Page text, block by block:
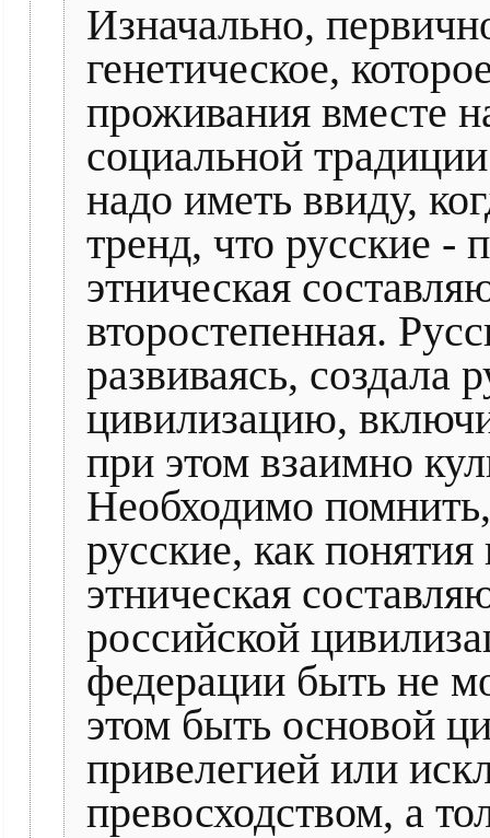
Изначально,
генетическое,
проживания вместе
социальной
надо иметь ввиду,
тренд, что русские -
этническая
второстепенная.
развиваясь, создала
цивилизацию,
при этом взаимно
Необходимо
русские, как
этническая
российской
федерации быть не
этом быть основой
привелегией или
превосходством, а